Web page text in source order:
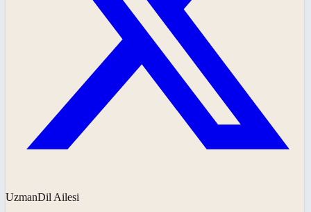
UzmanDil Ailesi